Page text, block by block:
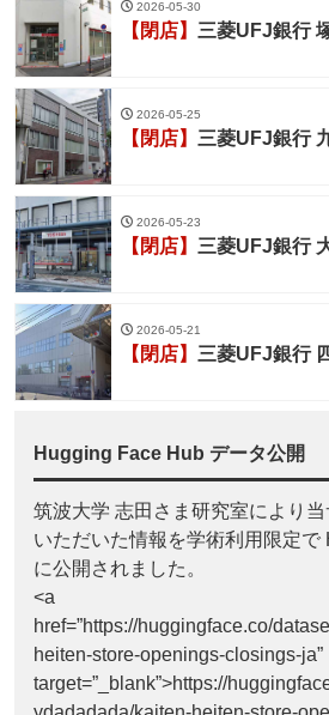
2026-05-30
【閉店】 三菱UFJ銀行
2026-05-25
【閉店】 三菱UFJ銀行
2026-05-23
【閉店】 三菱UFJ銀行
2026-05-21
【閉店】 三菱UFJ銀行
Hugging Face Hub データ公開
筑波大学 志田さま研究室により
いただいた情報を学術利用限定で
に公開されました。
<a
href=”https://huggingface.co/
heiten-store-openings-closings-ja”
target=”_blank”>https://